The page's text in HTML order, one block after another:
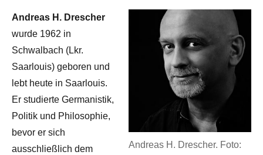
Andreas H. Drescher. Foto:
Andreas H. Drescher
wurde 1962 in
Schwalbach (Lkr.
Saarlouis) geboren und
lebt heute in Saarlouis.
Er studierte Germanistik,
Politik und Philosophie,
bevor er sich
ausschließlich dem